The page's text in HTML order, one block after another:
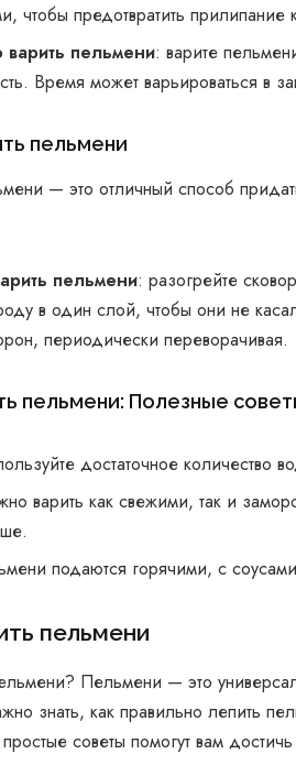
чтобы предотвратить прилипание
пельмени: варите
Время может варьироваться в
пельмени
— это отличный способ
пельмени: разогрейте
в один слой, чтобы они не
периодически переворачивая.
пельмени: Полезные
достаточное количество
варить как свежими, так и
подаются горячими, с
пельмени
Пельмени — это
знать, как правильно лепить
советы помогут вам